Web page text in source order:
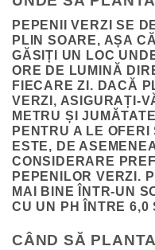
PEPENII VERZI SE
PLIN SOARE, AȘA
GĂSIȚI UN LOC
ORE DE LUMINĂ
FIECARE ZI. DACĂ
VERZI, ASIGURAȚI-
METRU ȘI
PENTRU A LE
ESTE, DE
CONSIDERARE
PEPENILOR VERZI.
MAI BINE ÎNTR-UN
CU UN PH ÎNTRE 6,0
CÂND SĂ